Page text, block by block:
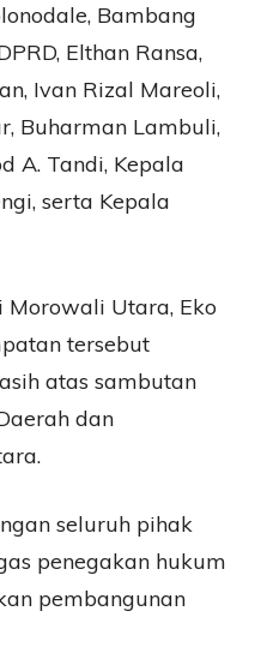
Bambang
Elthan Ransa,
Ivan Rizal Mareoli,
Buharman Lambuli,
A. Tandi, Kepala
serta Kepala
Morowali Utara, Eko
tersebut
atas sambutan
dan
seluruh pihak
penegakan hukum
pembangunan